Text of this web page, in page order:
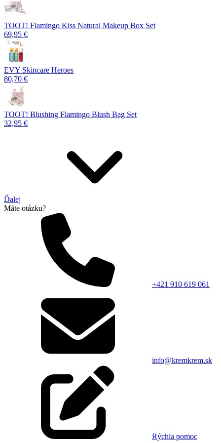
TOOT! Flamingo Kiss Natural Makeup Box Set
69,95 €
EVY Skincare Heroes
80,70 €
TOOT! Blushing Flamingo Blush Bag Set
32,95 €
Ďalej
Máte otázku?
+421 910 619 061
info@kremkrem.sk
Rýchla pomoc